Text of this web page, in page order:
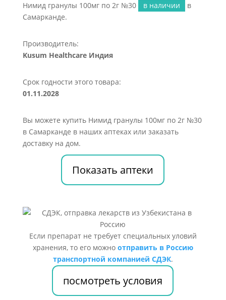
Нимид гранулы 100мг по 2г №30 в наличии
в
Самарканде.
Производитель:
Kusum Healthcare Индия
Срок годности этого товара:
01.11.2028
Вы можете купить Нимид гранулы 100мг по 2г №30
в Самарканде в наших аптеках или заказать
доставку на дом.
Показать аптеки
Если препарат не требует специальных уловий
хранения, то его можно отправить в Россию
транспортной компанией СДЭК.
посмотреть условия